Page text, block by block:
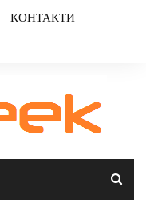
КОНТАКТИ